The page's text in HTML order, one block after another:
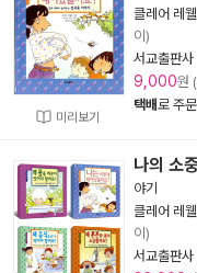
미리보기
클레어 레
이)
서교출판사
9,000원
택배로 주
나의 소
야기
클레어 레
이)
서교출판사